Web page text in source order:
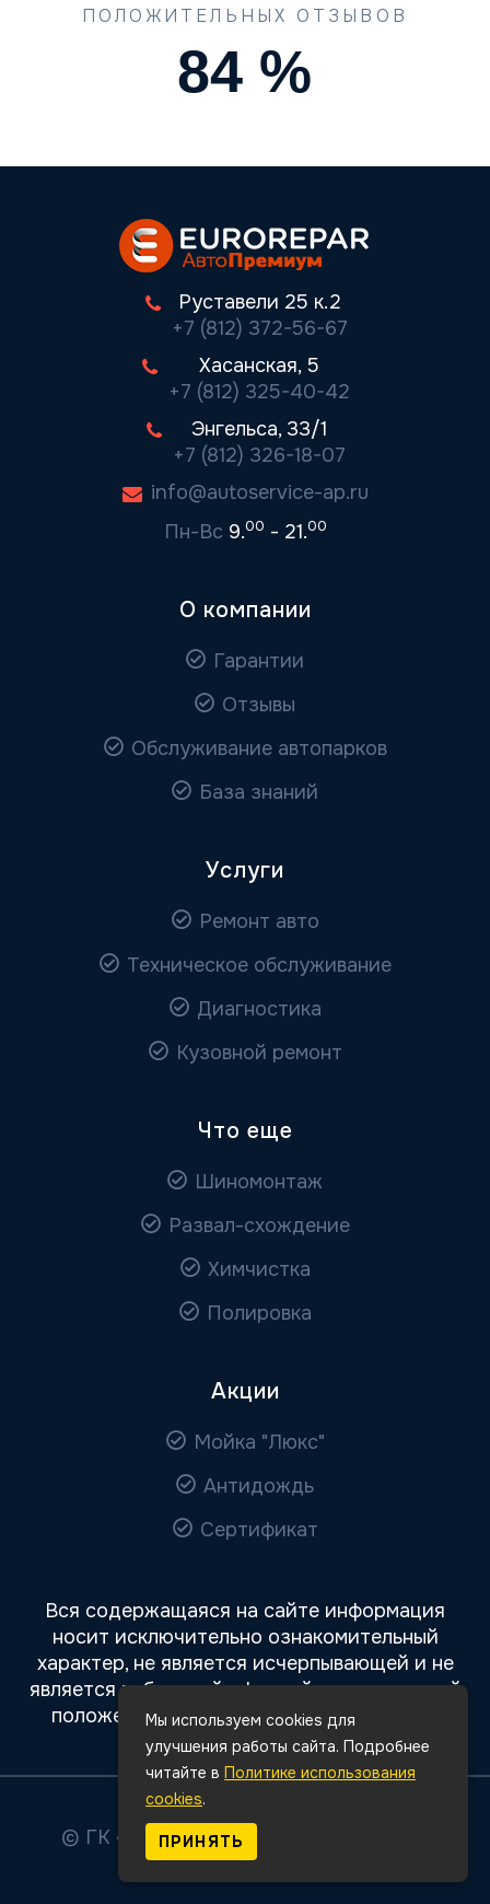
ПОЛОЖИТЕЛЬНЫХ ОТЗЫВОВ
90 %
Руставели 25 к.2
+7 (812) 372-56-67
Хасанская, 5
+7 (812) 325-40-42
Энгельса, 33/1
+7 (812) 326-18-07
info@autoservice-ap.ru
Пн-Вс 9.00 - 21.00
О компании
Гарантии
Отзывы
Обслуживание автопарков
База знаний
Услуги
Ремонт авто
Техническое обслуживание
Диагностика
Кузовной ремонт
Что еще
Шиномонтаж
Развал-схождение
Химчистка
Полировка
Акции
Мойка "Люкс"
Антидождь
Сертификат
Вся содержащаяся на сайте информация
носит исключительно ознакомительный
характер, не является исчерпывающей и не
является публичной офертой, определяемой
положениями статьи 437 Гражданского
кодекса РФ.
© ГК «Авто Премиум»
защищены.
Мы используем cookies для
улучшения работы сайта. Подробнее
читайте в Политике использования
cookies.
ПРИНЯТЬ